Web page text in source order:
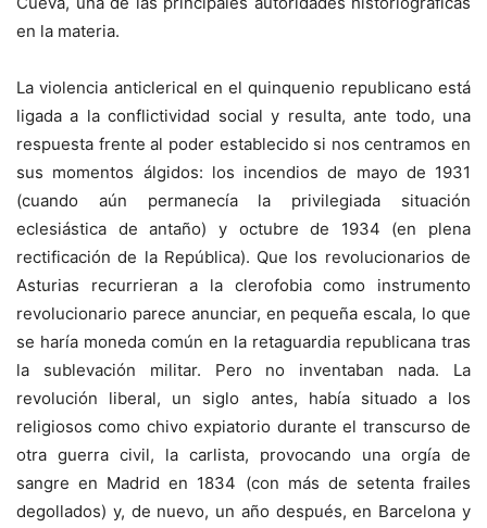
en la materia.
La violencia anticlerical en el quinquenio republicano está
ligada a la conflictividad social y resulta, ante todo, una
respuesta frente al poder establecido si nos centramos en
sus momentos álgidos: los incendios de mayo de 1931
(cuando aún permanecía la privilegiada situación
eclesiástica de antaño) y octubre de 1934 (en plena
rectificación de la República). Que los revolucionarios de
Asturias recurrieran a la clerofobia como instrumento
revolucionario parece anunciar, en pequeña escala, lo que
se haría moneda común en la retaguardia republicana tras
la sublevación militar. Pero no inventaban nada. La
revolución liberal, un siglo antes, había situado a los
religiosos como chivo expiatorio durante el transcurso de
otra guerra civil, la carlista, provocando una orgía de
sangre en Madrid en 1834 (con más de setenta frailes
degollados) y, de nuevo, un año después, en Barcelona y